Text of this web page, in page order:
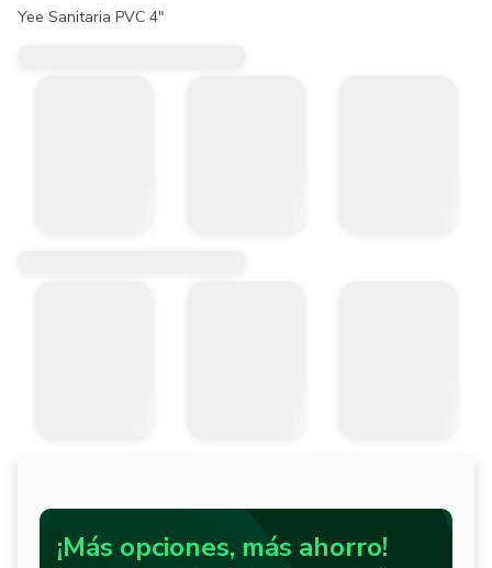
Yee Sanitaria PVC 4"
¡Más opciones, más ahorro!